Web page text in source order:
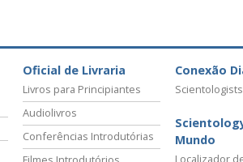
Oficial de Livraria
Livros para Principiantes
Audiolivros
Conferências Introdutórias
Conexão
Mundo
Localizador